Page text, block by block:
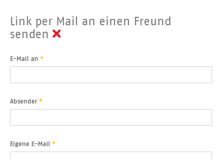
Link per Mail an einen Freund
senden
E-Mail an *
Absender *
Eigene E-Mail *